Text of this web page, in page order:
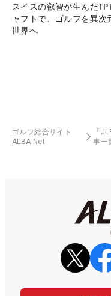
スイスの叡智が生んだ
ャフトで、ゴルフを異次
世界へ
ゴルフ総合サイト
ALBA Net
「
事一